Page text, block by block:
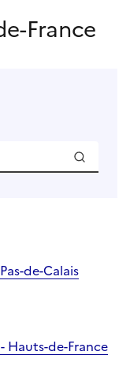
France
de-Calais
Hauts-de-France